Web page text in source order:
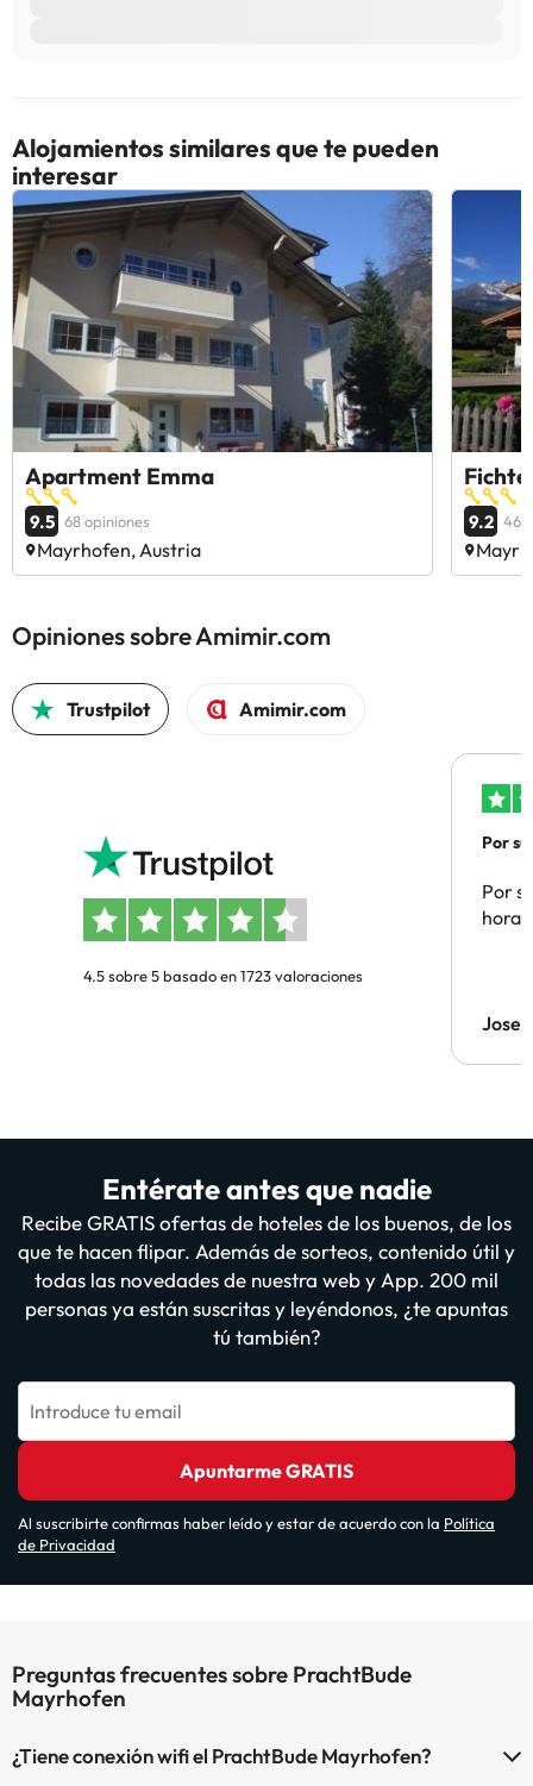
Alojamientos similares que te pueden
interesar
Apartment Emma
9.5 68 opiniones
Mayrhofen, Austria
9.2 46
Opiniones sobre Amimir.com
Trustpilot Amimir.com
4.5 sobre 5 basado en 1723 valoraciones
Por
Por
hora
Jose
Entérate antes que nadie
Recibe GRATIS ofertas de hoteles de los buenos, de los
que te hacen flipar. Además de sorteos, contenido útil y
todas las novedades de nuestra web y App. 200 mil
personas ya están suscritas y leyéndonos, ¿te apuntas
tú también?
Introduce tu email
Apuntarme GRATIS
Al suscribirte confirmas haber leído y estar de acuerdo con la Política
de Privacidad
Preguntas frecuentes sobre PrachtBude
Mayrhofen
¿Tiene conexión wifi el PrachtBude Mayrhofen?